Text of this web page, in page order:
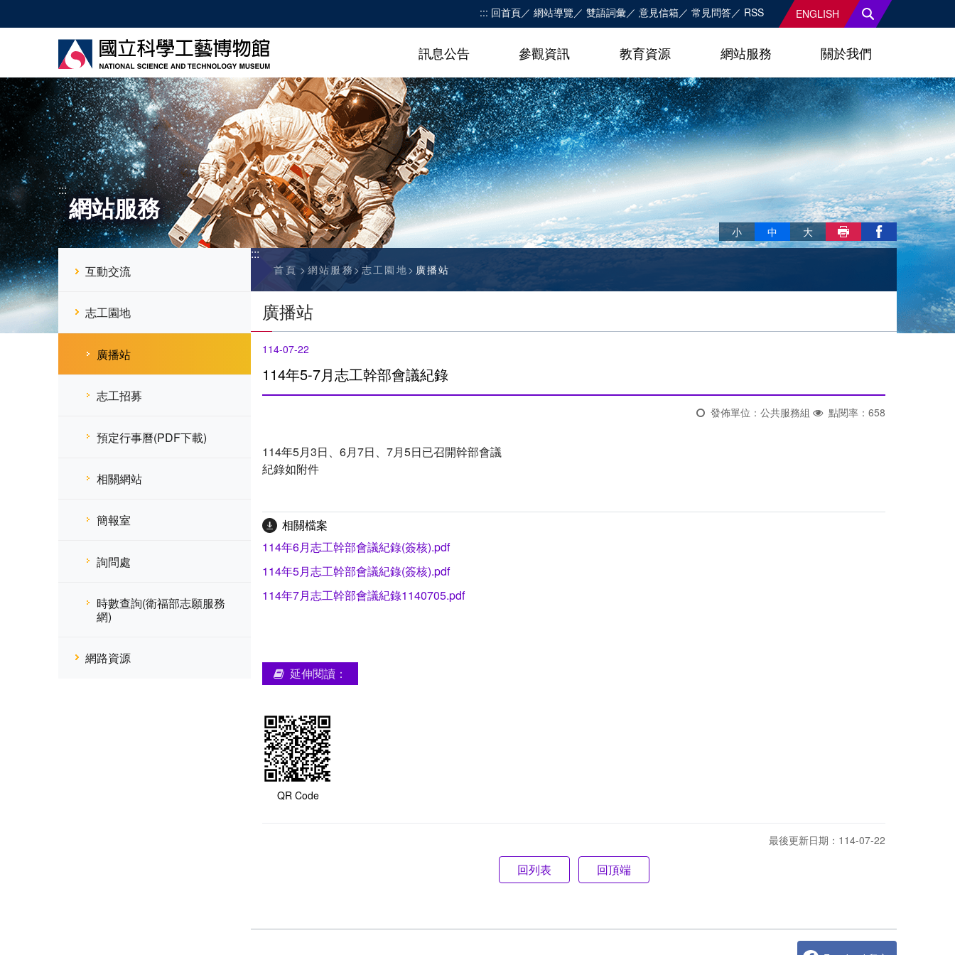
主
::: 回首頁 網站導覽 雙語詞彙 意見信箱 常見問答 RSS ENGLISH
訊息公告 參觀資訊 教育資源 網站服務 關於我們
:::
網站服務
互動交流
志工園地
廣播站
志工招募
預定行事曆(PDF下載)
相關網站
簡報室
詢問處
時數查詢(衛福部志願服務
網)
網路資源
略過字型切換，社群分享工具列
小
中 大
:::
首頁 網站服務 志工園地 廣播站
廣播站
114-07-22
114年5-7月志工幹部會議紀錄
發佈單位：公共服務組 點閱率：658
114年5月3日、6月7日、7月5日已召開幹部會議
紀錄如附件
相關檔案
114年6月志工幹部會議紀錄(簽核).pdf
114年5月志工幹部會議紀錄(簽核).pdf
114年7月志工幹部會議紀錄1140705.pdf
延伸閱讀：
QR Code
最後更新日期：114-07-22
回頂端